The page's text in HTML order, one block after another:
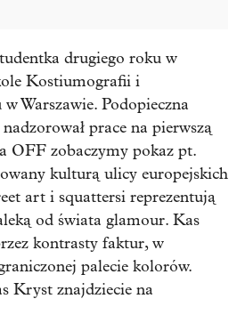
drugiego roku w
Kostiumografii i
Warszawie. Podopieczna
prace na pierwszą
OFF zobaczymy pokaz pt.
kulturą ulicy europejskich
art i squattersi reprezentują
od świata glamour. Kas
kontrasty faktur, w
palecie kolorów.
Kryst znajdziecie na